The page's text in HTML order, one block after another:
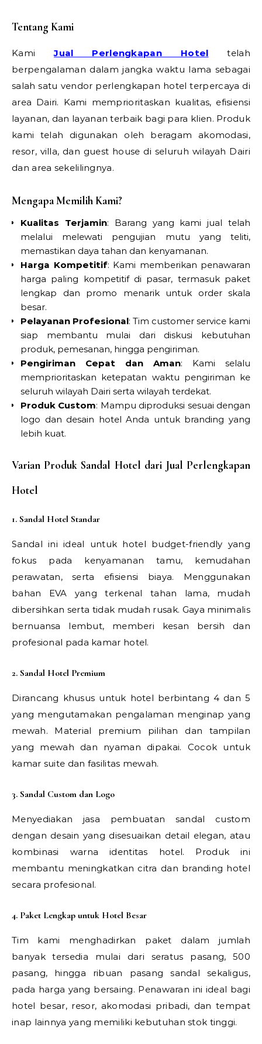
Tentang Kami
KamiJual Perlengkapan Hotel telah
berpengalaman dalam jangka waktu lama sebagai
salah satu vendor perlengkapan hotel terpercaya di
area Dairi. Kami memprioritaskan kualitas, efisiensi
layanan, dan layanan terbaik bagi para klien. Produk
kami telah digunakan oleh beragam akomodasi,
resor, villa, dan guest house di seluruh wilayah Dairi
dan area sekelilingnya.
Mengapa Memilih Kami?
Kualitas Terjamin: Barang yang kami jual telah
melalui melewati pengujian mutu yang teliti,
memastikan daya tahan dan kenyamanan.
Harga Kompetitif: Kami memberikan penawaran
harga paling kompetitif di pasar, termasuk paket
lengkap dan promo menarik untuk order skala
besar.
Pelayanan Profesional: Tim customer service kami
siap membantu mulai dari diskusi kebutuhan
produk, pemesanan, hingga pengiriman.
Pengiriman Cepat dan Aman: Kami selalu
memprioritaskan ketepatan waktu pengiriman ke
seluruh wilayah Dairi serta wilayah terdekat.
Produk Custom: Mampu diproduksi sesuai dengan
logo dan desain hotel Anda untuk branding yang
lebih kuat.
Varian Produk Sandal Hotel dari Jual Perlengkapan
Hotel
1. Sandal Hotel Standar
Sandal ini ideal untuk hotel budget-friendly yang
fokus pada kenyamanan tamu, kemudahan
perawatan, serta efisiensi biaya. Menggunakan
bahan EVA yang terkenal tahan lama, mudah
dibersihkan serta tidak mudah rusak. Gaya minimalis
bernuansa lembut, memberi kesan bersih dan
profesional pada kamar hotel.
2. Sandal Hotel Premium
Dirancang khusus untuk hotel berbintang 4 dan 5
yang mengutamakan pengalaman menginap yang
mewah. Material premium pilihan dan tampilan
yang mewah dan nyaman dipakai. Cocok untuk
kamar suite dan fasilitas mewah.
3. Sandal Custom dan Logo
Menyediakan jasa pembuatan sandal custom
dengan desain yang disesuaikan detail elegan, atau
kombinasi warna identitas hotel. Produk ini
membantu meningkatkan citra dan branding hotel
secara profesional.
4. Paket Lengkap untuk Hotel Besar
Tim kami menghadirkan paket dalam jumlah
banyak tersedia mulai dari seratus pasang, 500
pasang, hingga ribuan pasang sandal sekaligus,
pada harga yang bersaing. Penawaran ini ideal bagi
hotel besar, resor, akomodasi pribadi, dan tempat
inap lainnya yang memiliki kebutuhan stok tinggi.